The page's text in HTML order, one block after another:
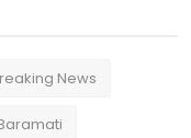
News